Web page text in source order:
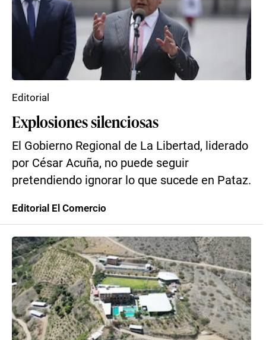
Explosiones silenciosas
El Gobierno Regional de La Libertad, liderado
por César Acuña, no puede seguir
pretendiendo ignorar lo que sucede en Pataz.
Editorial
Editorial El Comercio